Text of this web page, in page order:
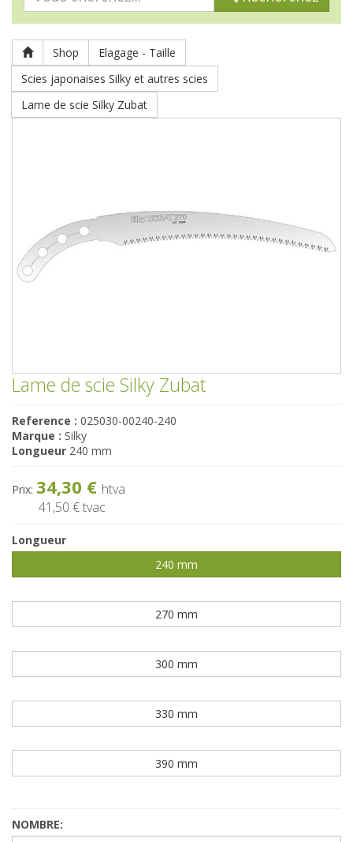
Shop
Elagage - Taille
Scies japonaises Silky et autres scies
Lame de scie Silky Zubat
Lame de scie Silky Zubat
Reference : 025030-00240-240
Marque : Silky
Longueur 240 mm
Prix: 34,30 € htva
41,50 €tvac
Longueur
240 mm
270 mm
300 mm
330 mm
390 mm
NOMBRE: